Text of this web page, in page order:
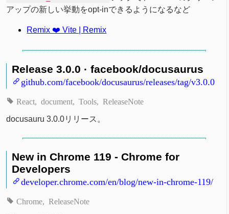
アップの新しい挙動をopt-inできるようになるなど
Remix ❤️ Vite | Remix
Release 3.0.0 · facebook/docusaurus
github.com/facebook/docusaurus/releases/tag/v3.0.0
React document Tools ReleaseNote
docusauru 3.0.0リリース。
New in Chrome 119 - Chrome for
Developers
developer.chrome.com/en/blog/new-in-chrome-119/
Chrome ReleaseNote